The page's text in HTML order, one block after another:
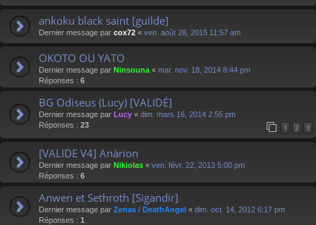
ankoku black saint [guilde]
Dernier message par cox72 « ven. août 28, 2015 11:57 am
OKOTO OU YATO
Dernier message par Ninsouna « mar. nov. 18, 2014 8:44 pm
Réponses : 6
BG Odiseus (Lucy) [VALIDÉ]
Dernier message par Lucy « dim. mars 16, 2014 2:55 pm
Réponses : 23 1 2 3
[VALIDE V4] Anàrion
Dernier message par Nikiolas « ven. févr. 22, 2013 5:00 pm
Réponses : 6
Anwen et Sethroth [Sigandir]
Dernier message par Zenas / DeathAngel « dim. oct. 14, 2012 6:17 pm
Réponses : 1